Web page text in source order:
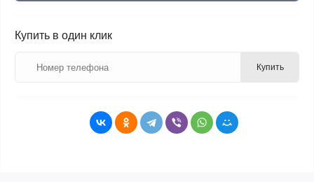
Купить в один клик
Купить